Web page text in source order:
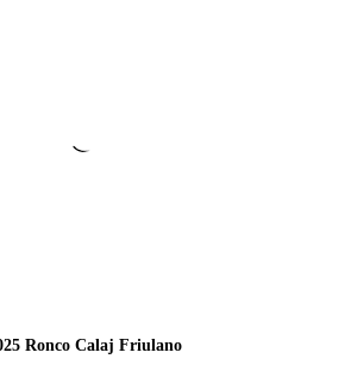
Ronco Calaj Friulano